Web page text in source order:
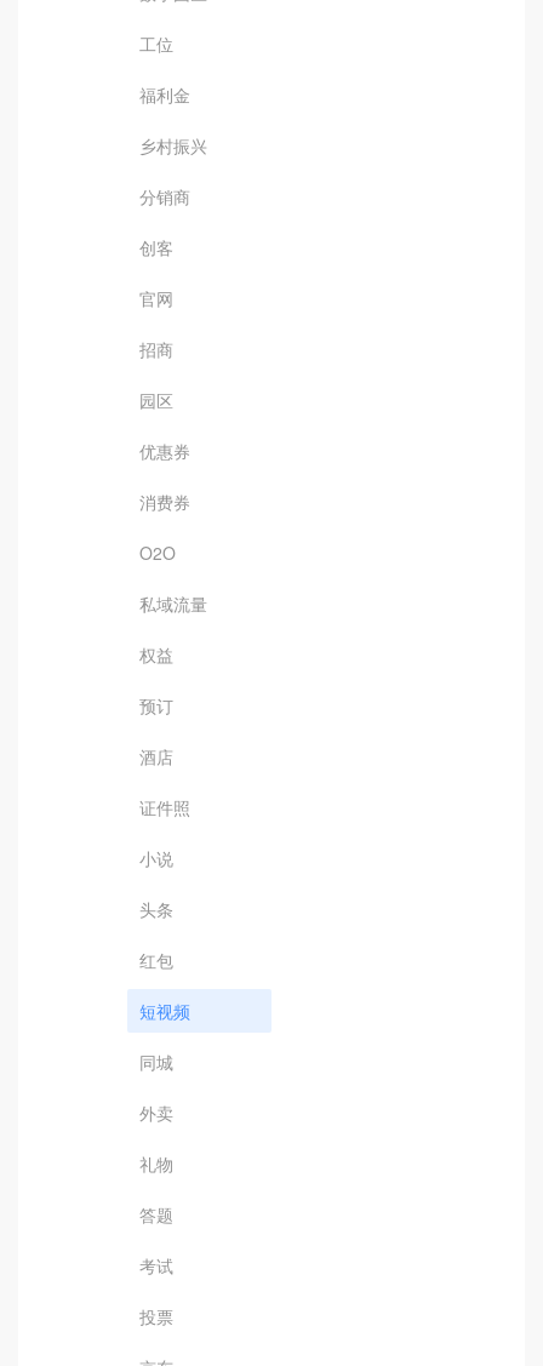
工位
福利金
乡村振兴
分销商
创客
官网
招商
园区
优惠券
消费券
O2O
私域流量
权益
预订
酒店
证件照
小说
头条
红包
短视频
同城
外卖
礼物
答题
考试
投票